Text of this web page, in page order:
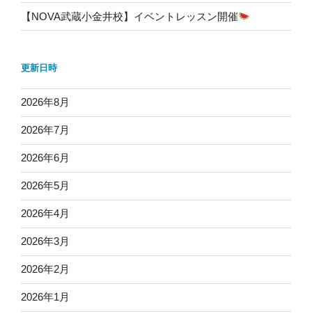
【NOVA武蔵小金井校】イベントレッスン開催
更新日時
2026年8月
2026年7月
2026年6月
2026年5月
2026年4月
2026年3月
2026年2月
2026年1月